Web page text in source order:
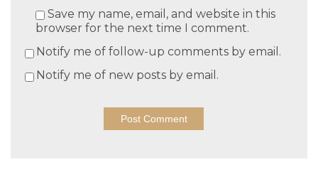
Save my name, email, and website in this
browser for the next time I comment.
Notify me of follow-up comments by email.
Notify me of new posts by email.